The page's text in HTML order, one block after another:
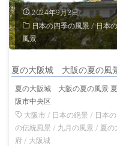
前
城
の
森
2024年9月3日
日本の四季の風景 / 日本
風景
夏の大阪城 大阪の夏の風
夏の大阪城 大阪の夏の風景
阪市中央区
大阪市 / 日本の絶景 / 日本
の伝統風景 / 九月の風景 / 夏の
府 / 大阪城